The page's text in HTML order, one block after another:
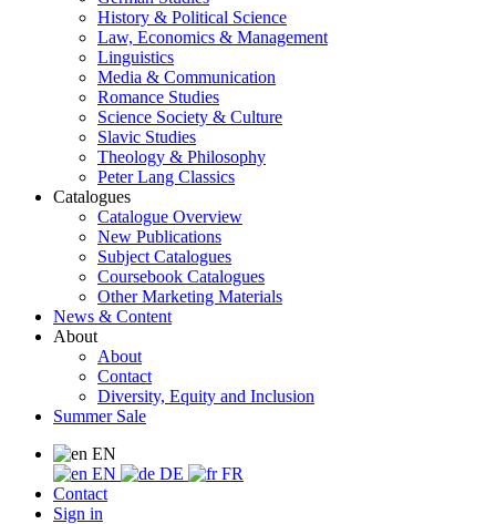
History & Political Science
Law, Economics & Management
Linguistics
Media & Communication
Romance Studies
Science Society & Culture
Slavic Studies
Theology & Philosophy
Peter Lang Classics
Catalogues
Catalogue Overview
New Publications
Subject Catalogues
Coursebook Catalogues
Other Marketing Materials
News & Content
About
About
Contact
Diversity, Equity and Inclusion
Summer Sale
EN
EN
DE
FR
Contact
Sign in